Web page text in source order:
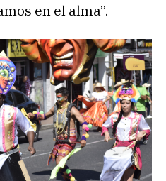
en el alma”.